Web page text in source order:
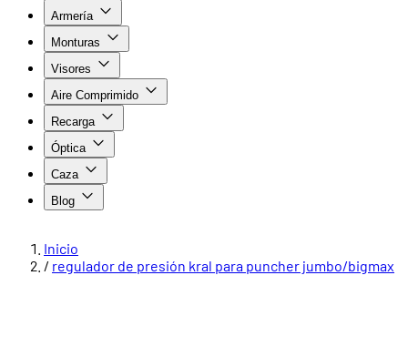
Armería
Monturas
Visores
Aire Comprimido
Recarga
Óptica
Caza
Blog
Inicio
/ regulador de presión kral para puncher jumbo/bigmax